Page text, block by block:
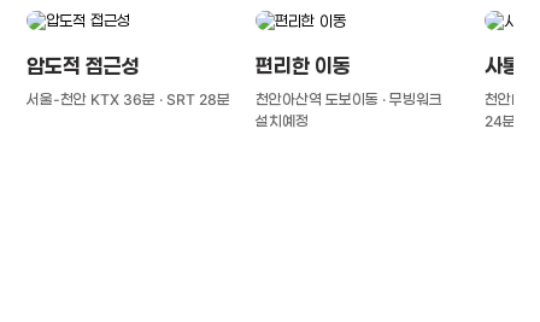
압도적 접근성
서울-천안 KTX 36분 · SRT 28분
편리한 이동
천안아산역 도보이동 · 무빙워크
설치예정
사통
천안IC(
24분